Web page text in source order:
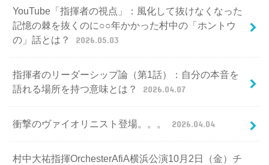
YouTube「指揮者の視点」：風化して抜けなくなった
記憶の棘を抜くのに○○年かかった村中の「ホントウ
の」話とは？
2026.05.03
指揮者のリーダーシップ論（第1話）：自分の本音を
語れる場所を持つ意味とは？
2026.04.07
衝撃のヴァイオリニスト登場。。。 2026.04.04
村中大祐指揮OrchesterAfiA横浜公演10月2日（金）チ